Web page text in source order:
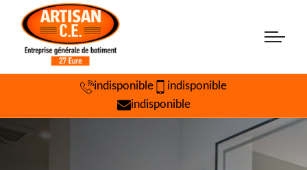
indisponible
indisponible
indisponible